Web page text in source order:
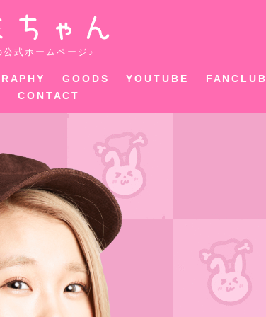
ハラミちゃん
式ホームページ♪
GOODS YOUTUBE FANCLUB
CONTACT